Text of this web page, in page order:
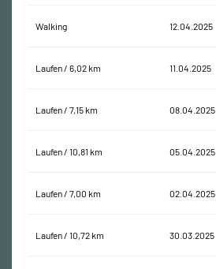
Walking 12.04.2025
Laufen / 6,02 km 11.04.2025
Laufen / 7,15 km 08.04.2025
Laufen / 10,81 km 05.04.2025
Laufen / 7,00 km 02.04.2025
Laufen / 10,72 km 30.03.2025